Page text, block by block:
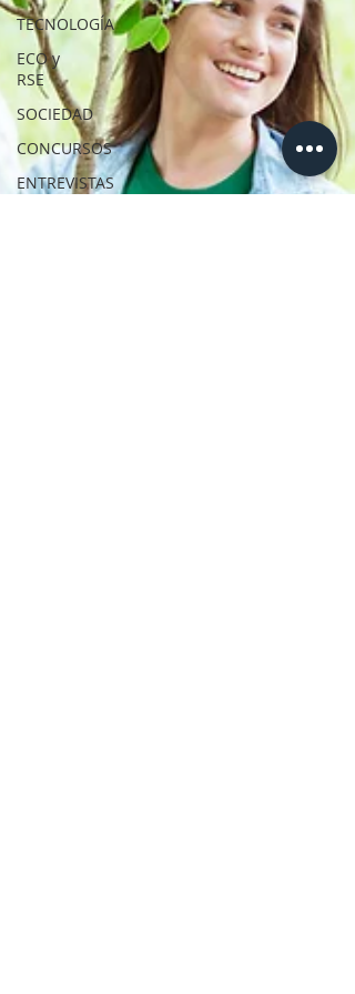
TECNOLOGÍA
ECO y
RSE
SOCIEDAD
CONCURSOS
ENTREVISTAS